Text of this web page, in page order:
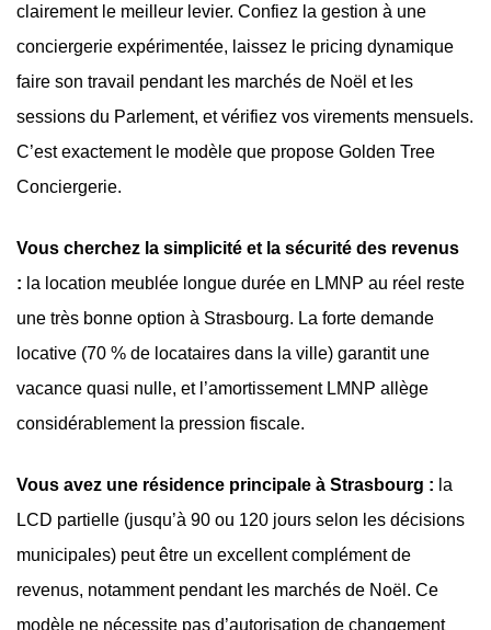
clairement le meilleur levier. Confiez la gestion à une
conciergerie expérimentée, laissez le pricing dynamique
faire son travail pendant les marchés de Noël et les
sessions du Parlement, et vérifiez vos virements mensuels.
C’est exactement le modèle que propose Golden Tree
Conciergerie.
Vous cherchez la simplicité et la sécurité des revenus
: la location meublée longue durée en LMNP au réel reste
une très bonne option à Strasbourg. La forte demande
locative (70 % de locataires dans la ville) garantit une
vacance quasi nulle, et l’amortissement LMNP allège
considérablement la pression fiscale.
Vous avez une résidence principale à Strasbourg : la
LCD partielle (jusqu’à 90 ou 120 jours selon les décisions
municipales) peut être un excellent complément de
revenus, notamment pendant les marchés de Noël. Ce
modèle ne nécessite pas d’autorisation de changement